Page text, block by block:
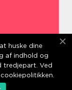
huske dine
af indhold og
tredjepart. Ved